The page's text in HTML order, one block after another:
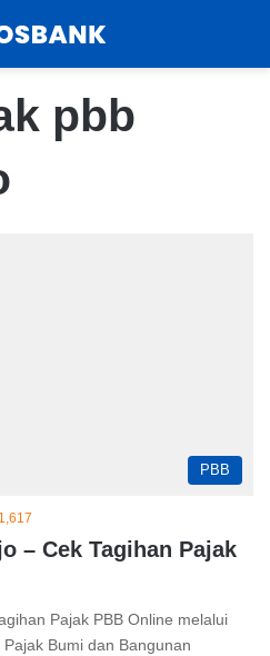
pbb
PBB
1,617
– Cek Tagihan Pajak
Pajak PBB Online melalui
Bumi dan Bangunan